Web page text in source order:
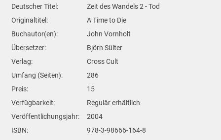
Deutscher Titel:
Zeit des Wandels 2 - Tod
Originaltitel:
A Time to Die
Buchautor(en):
John Vornholt
Übersetzer:
Björn Sülter
Verlag:
Cross Cult
Umfang (Seiten):
286
Preis:
15
Verfügbarkeit:
Regulär erhältlich
Veröffentlichungsjahr:
2004
ISBN:
978-3-98666-164-8